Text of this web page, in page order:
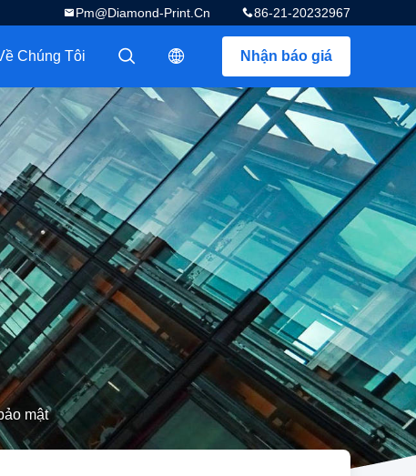
86-21-20232967
Pm@diamond-Print.cn
Nhận báo giá
描述
描述
Chúng Tôi
mật